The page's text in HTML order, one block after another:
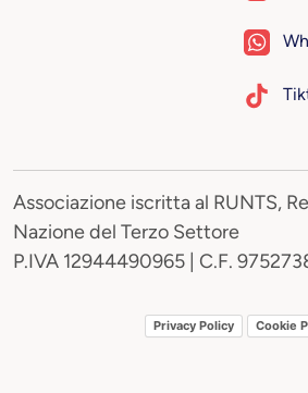
Associazione iscritta al RUNTS,
Nazione del Terzo Settore
P.IVA 12944490965 | C.F.
Privacy Policy Cookie